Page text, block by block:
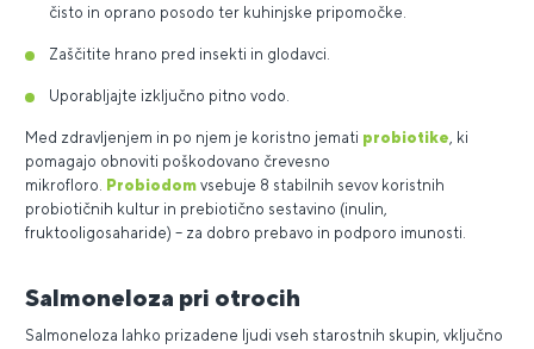
čisto in oprano posodo ter kuhinjske pripomočke.
Zaščitite hrano pred insekti in glodavci.
Uporabljajte izključno pitno vodo.
Med zdravljenjem in po njem je koristno jemati probiotike, ki
pomagajo obnoviti poškodovano črevesno
mikrofloro. Probiodom vsebuje 8 stabilnih sevov koristnih
probiotičnih kultur in prebiotično sestavino (inulin,
fruktooligosaharide) – za dobro prebavo in podporo imunosti.
Salmoneloza pri otrocih
Salmoneloza lahko prizadene ljudi vseh starostnih skupin, vključno